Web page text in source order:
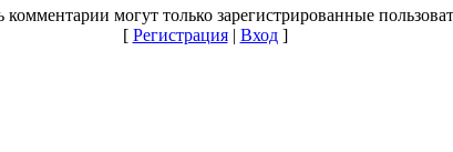
комментарии могут только зарегистрированные
[ Регистрация| Вход]